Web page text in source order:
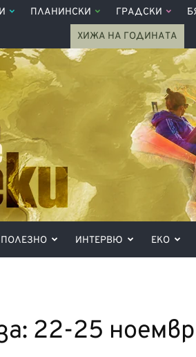
ПЛАНИНСКИ ГРАДСКИ
ХИЖА НА ГОДИНАТА
ПОЛЕЗНО ИНТЕРВЮ ЕКО
22-25